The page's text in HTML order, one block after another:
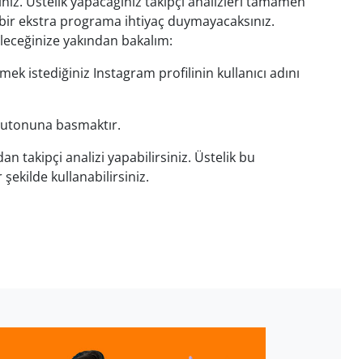
ekstra programa ihtiyaç duymayacaksınız.
yakından bakalım:
istediğiniz Instagram profilinin kullanıcı adını
basmaktır.
takipçi analizi yapabilirsiniz. Üstelik bu
kullanabilirsiniz.